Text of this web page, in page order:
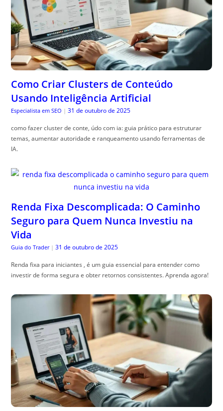
Como Criar Clusters de Conteúdo
Usando Inteligência Artificial
Especialista em SEO | 31 de outubro de 2025
como fazer cluster de conte, údo com ia: guia prático para estruturar
temas, aumentar autoridade e ranqueamento usando ferramentas de
IA.
Renda Fixa Descomplicada: O Caminho
Seguro para Quem Nunca Investiu na
Vida
Guia do Trader | 31 de outubro de 2025
Renda fixa para iniciantes , é um guia essencial para entender como
investir de forma segura e obter retornos consistentes. Aprenda agora!